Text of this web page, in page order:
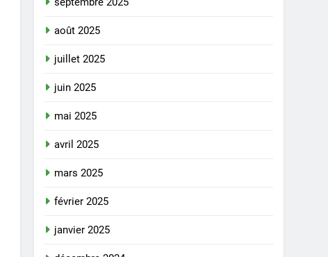
août 2025
juillet 2025
juin 2025
mai 2025
avril 2025
mars 2025
février 2025
janvier 2025